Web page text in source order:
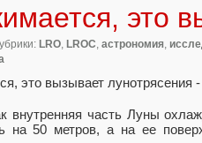
это
LRO, LROC, астрономия,
внутренняя часть Луны
на 50 метров, а на ее